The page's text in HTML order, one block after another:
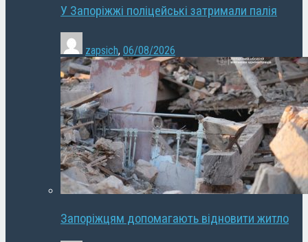
У Запоріжжі поліцейські затримали палія
zapsich, 06/08/2026
Запоріжцям допомагають відновити житло